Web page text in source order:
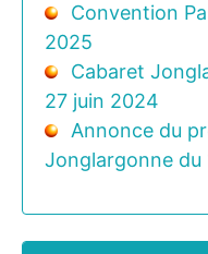
Convention
2025
Cabaret
27 juin 2024
Annonce du
Jonglargonne du